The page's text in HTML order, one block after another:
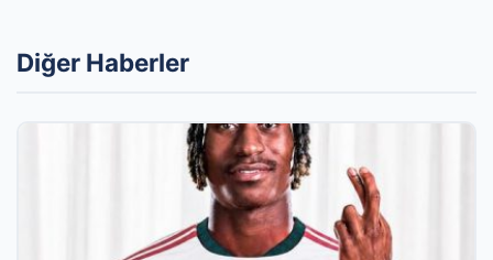
Diğer Haberler